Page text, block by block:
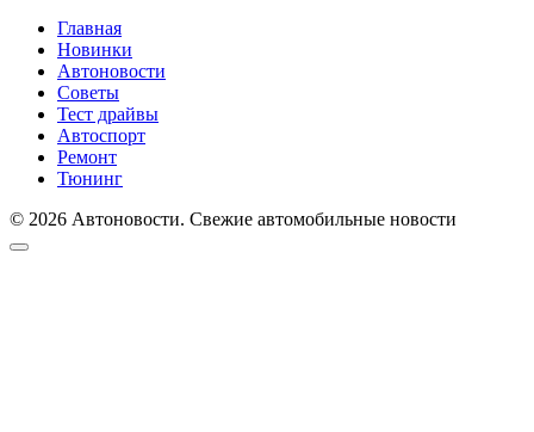
Главная
Новинки
Автоновости
Советы
Тест драйвы
Автоспорт
Ремонт
Тюнинг
© 2026 Автоновости. Свежие автомобильные новости